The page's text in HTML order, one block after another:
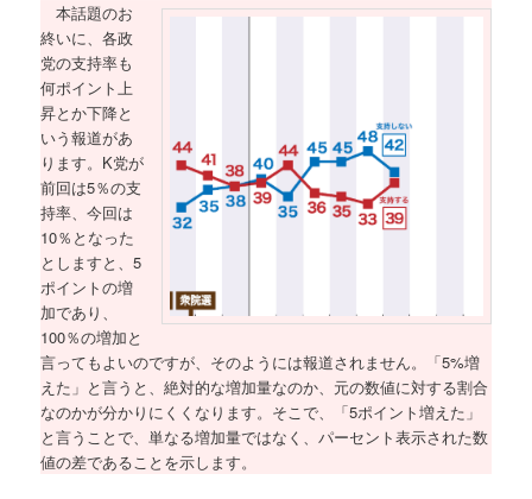
本話題のお
終いに、各政
党の支持率も
何ポイント上
昇とか下降と
いう報道があ
ります。K党が
前回は5％の支
持率、今回は
10％となった
としますと、5
ポイントの増
加であり、
100％の増加と
言ってもよいのですが、そのようには報道されません。「5%増
えた」と言うと、絶対的な増加量なのか、元の数値に対する割合
なのかが分かりにくくなります。そこで、「5ポイント増えた」
と言うことで、単なる増加量ではなく、パーセント表示された数
値の差であることを示します。